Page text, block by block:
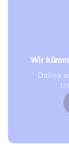
Wir
Dalma